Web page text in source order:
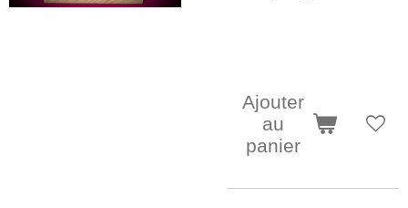
Ajouter
au
panier